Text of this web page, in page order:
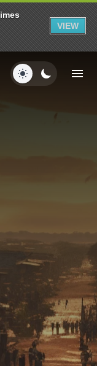
VIEW